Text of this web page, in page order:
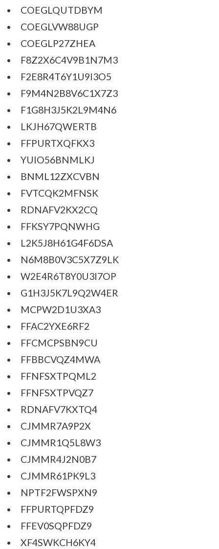
COEGLQUTDBYM
COEGLVW88UGP
COEGLP27ZHEA
F8Z2X6C4V9B1N7M3
F2E8R4T6Y1U9I3O5
F9M4N2B8V6C1X7Z3
F1G8H3J5K2L9M4N6
LKJH67QWERTB
FFPURTXQFKX3
YUIO56BNMLKJ
BNML12ZXCVBN
FVTCQK2MFNSK
RDNAFV2KX2CQ
FFKSY7PQNWHG
L2K5J8H61G4F6DSA
N6M8B0V3C5X7Z9LK
W2E4R6T8Y0U3I7OP
G1H3J5K7L9Q2W4ER
MCPW2D1U3XA3
FFAC2YXE6RF2
FFCMCPSBN9CU
FFBBCVQZ4MWA
FFNFSXTPQML2
FFNFSXTPVQZ7
RDNAFV7KXTQ4
CJMMR7A9P2X
CJMMR1Q5L8W3
CJMMR4J2N0B7
CJMMR61PK9L3
NPTF2FWSPXN9
FFPURTQPFDZ9
FFEV0SQPFDZ9
XF4SWKCH6KY4